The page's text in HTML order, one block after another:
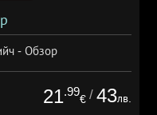
- Обзор
21.99
€ / 43лв.